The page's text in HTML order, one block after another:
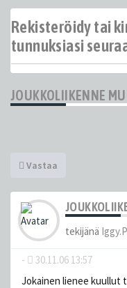
Rekisteröidy tai
tunnuksiasi
JOUKKOLIIKENNE
Vastaa
tekijänä Iggy.P
- 30.11.06 13:57
Jokainen lienee kuullut